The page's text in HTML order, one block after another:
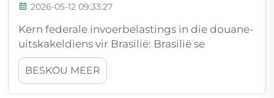
2026-05-12 09:33:27
Kern federale invoerbelastings in die douane-
uitskakeldiens vir Brasilië: Brasilië se
invoerbelastingstruktuur is veelvlakkig en het
'n direkte impak op die totale uitskakelkoste.
Die begrip van hierdie federale belastings is
BESKOU MEER